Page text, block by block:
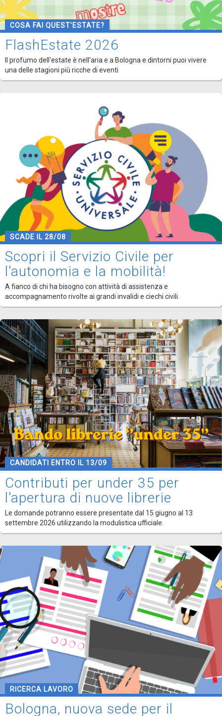
COSA FAI QUEST'ESTATE?
FlashEstate 2026
Il profumo dell'estate è nell'aria e a Bologna e dintorni puoi vivere
una delle stagioni più ricche di eventi
SCADE IL 28/08
Scopri il Servizio Civile per
l'autonomia e la mobilità!
A fianco di chi ha bisogno con attività di assistenza e
accompagnamento rivolte ai grandi invalidi e ciechi civili.
CANDIDATI ENTRO IL 13/09
Contributi per under 35 per
l'apertura di nuove librerie
Le domande potranno essere presentate dal 15 giugno al 13
settembre 2026 utilizzando la modulistica ufficiale.
RICERCA LAVORO
Bologna, nuova sede per il